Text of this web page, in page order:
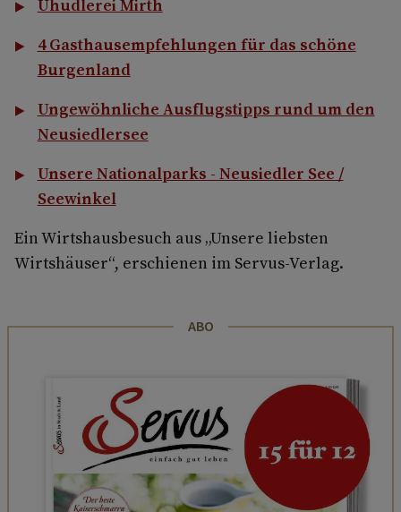
Uhudlerei Mirth
4 Gasthausempfehlungen für das schöne
Burgenland
Ungewöhnliche Ausflugstipps rund um den
Neusiedlersee
Unsere Nationalparks - Neusiedler See /
Seewinkel
Ein Wirtshausbesuch aus „Unsere liebsten
Wirtshäuser“, erschienen im Servus-Verlag.
ABO